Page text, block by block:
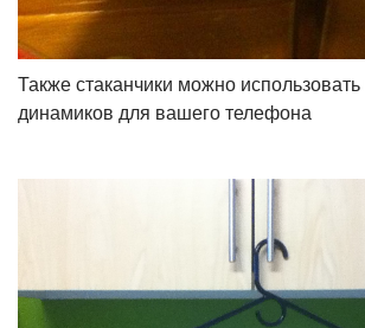
Также стаканчики можно использовать
динамиков для вашего телефона